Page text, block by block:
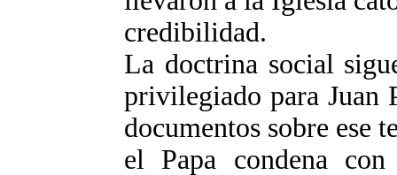
credibilidad.
La doctrina social
privilegiado para Juan
documentos sobre ese
el Papa condena